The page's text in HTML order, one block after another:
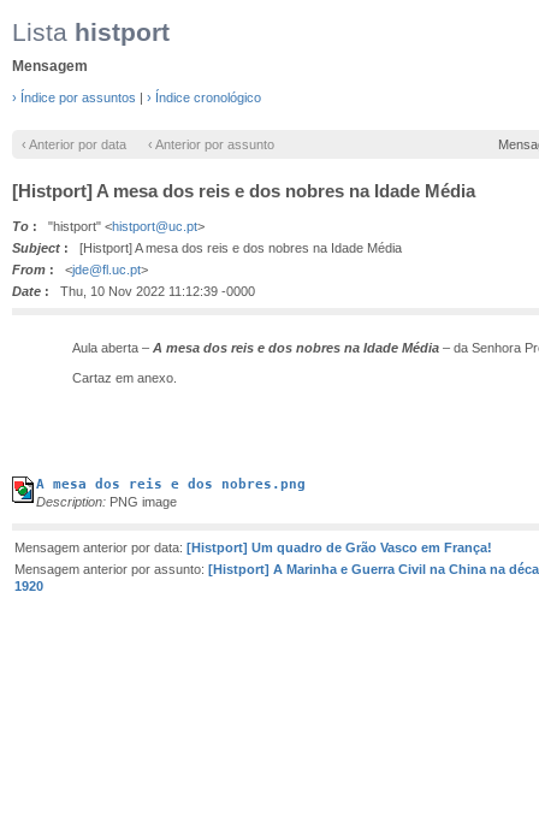
Lista histport
Mensagem
› Índice por assuntos | › Índice cronológico
‹ Anterior por data ‹ Anterior por assunto
[Histport] A mesa dos reis e dos nobres na Idade Média
To : "histport" <histport@uc.pt>
Subject : [Histport] A mesa dos reis e dos nobres na Idade Média
From : <jde@fl.uc.pt>
Date : Thu, 10 Nov 2022 11:12:39 -0000
Aula aberta –A mesa dos reis e dos nobres na Idade Média – da Senhora
Cartaz em anexo.
A mesa dos reis e dos nobres.png
Description: PNG image
Mensagem anterior por data: [Histport] Um quadro de Grão Vasco em França!
Mensagem anterior por assunto: [Histport] A Marinha e Guerra Civil na China na
1920